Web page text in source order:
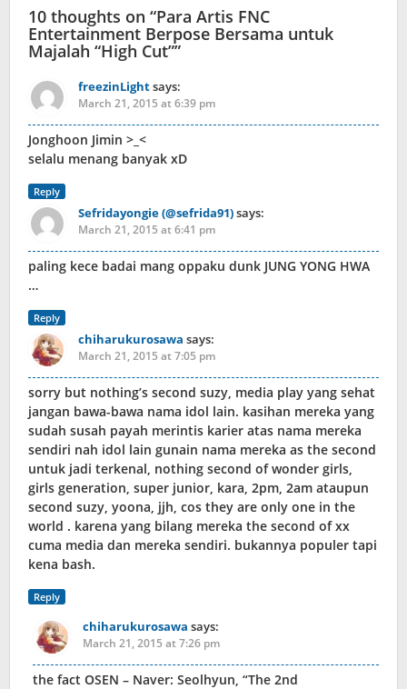
10 thoughts on “Para Artis FNC
Entertainment Berpose Bersama untuk
Majalah “High Cut””
freezinLightsays:
March 21, 2015 at 6:39 pm
Jonghoon Jimin >_<
selalu menang banyak xD
Reply
Sefridayongie (@sefrida91)says:
March 21, 2015 at 6:41 pm
paling kece badai mang oppaku dunk JUNG YONG HWA
…
Reply
chiharukurosawa says:
March 21, 2015 at 7:05 pm
sorry but nothing’s second suzy, media play yang sehat
jangan bawa-bawa nama idol lain. kasihan mereka yang
sudah susah payah merintis karier atas nama mereka
sendiri nah idol lain gunain nama mereka as the second
untuk jadi terkenal, nothing second of wonder girls,
girls generation, super junior, kara, 2pm, 2am ataupun
second suzy, yoona, jjh, cos they are only one in the
world . karena yang bilang mereka the second of xx
cuma media dan mereka sendiri. bukannya populer tapi
kena bash.
Reply
chiharukurosawa says:
March 21, 2015 at 7:26 pm
the fact OSEN – Naver: Seolhyun, “The 2nd